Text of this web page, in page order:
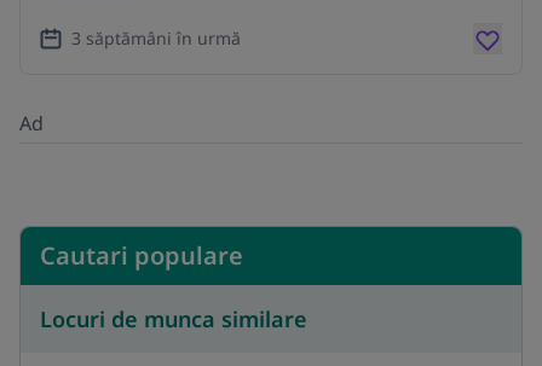
3 săptămâni în urmă
Ad
Cautari populare
Locuri de munca similare